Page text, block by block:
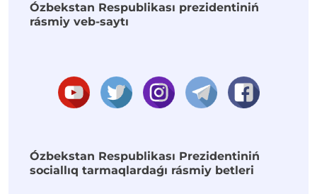
Ózbekstan Respublikası prezidentiniń
rásmiy veb-saytı
Ózbekstan Respublikası Prezidentiniń
sociallıq tarmaqlardaǵı rásmiy betleri